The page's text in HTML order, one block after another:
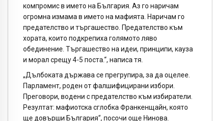
компромис в името на България. Аз го наричам
огромна измама в името на мафията. Наричам го
предателство и търгашество. Предателство към
хората, които подкрепиха голямото ляво
обединение. Търгашество на идеи, принципи, кауза
и морал срещу 4-5 поста.“, написа тя.
„Дълбоката държава се прегрупира, за да оцелее.
Парламент, роден от фалшифицирани избори.
Преговори, водени с предателство към избиратели.
Резултат: мафиотска сглобка Франкенщайн, която
ще довърши България“, посочи още Нинова.